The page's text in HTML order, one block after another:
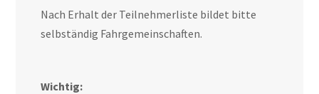
Nach Erhalt der Teilnehmerliste bildet bitte
selbständig Fahrgemeinschaften.
Wichtig: